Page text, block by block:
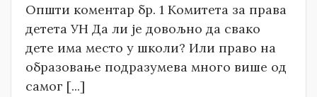
Општи коментар бр. 1 Комитета за права
детета УН Да ли је довољно да свако
дете има место у школи? Или право на
образовање подразумева много више од
самог [...]